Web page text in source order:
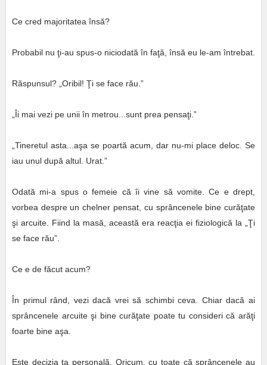
Ce cred majoritatea însă?
Probabil nu ţi-au spus-o niciodată în faţă, însă eu le-am întrebat.
Răspunsul? „Oribil! Ţi se face rău.”
„Îi mai vezi pe unii în metrou...sunt prea pensaţi.”
„Tineretul asta...aşa se poartă acum, dar nu-mi place deloc. Se
iau unul după altul. Urat.”
Odată mi-a spus o femeie că îi vine să vomite. Ce e drept,
vorbea despre un chelner pensat, cu sprâncenele bine curăţate
şi arcuite. Fiind la masă, această era reacţia ei fiziologică la „Ţi
se face rău”.
Ce e de făcut acum?
În primul rând, vezi dacă vrei să schimbi ceva. Chiar dacă ai
sprâncenele arcuite şi bine curăţate poate tu consideri că arăţi
foarte bine aşa.
Este decizia ta personală. Oricum, cu toate că sprâncenele au